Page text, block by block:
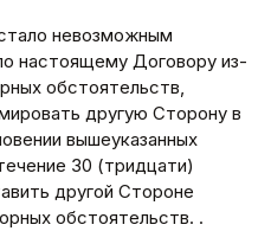
невозможным
настоящему Договору из-
обстоятельств,
другую Сторону в
вышеуказанных
30 (тридцати)
другой Стороне
обстоятельств. .